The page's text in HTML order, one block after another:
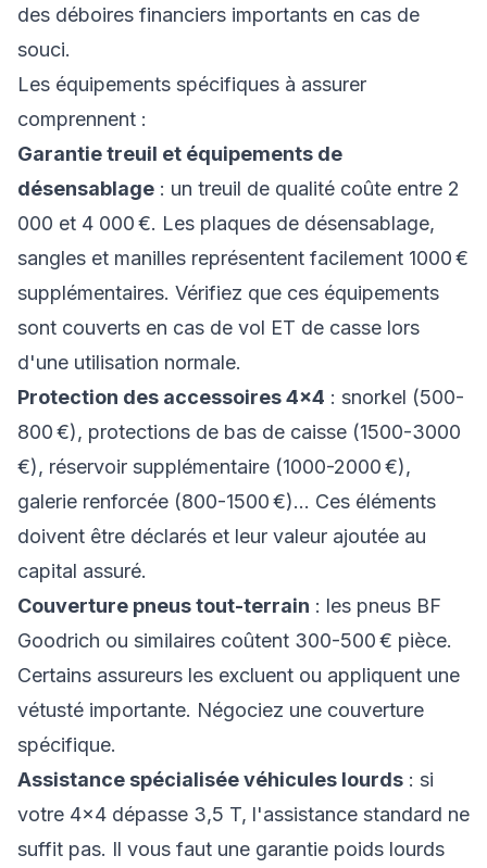
des déboires financiers importants en cas de
souci.
Les équipements spécifiques à assurer
comprennent :
Garantie treuil et équipements de
désensablage : un treuil de qualité coûte entre 2
000 et 4 000 €. Les plaques de désensablage,
sangles et manilles représentent facilement 1000 €
supplémentaires. Vérifiez que ces équipements
sont couverts en cas de vol ET de casse lors
d'une utilisation normale.
Protection des accessoires 4x4 : snorkel (500-
800 €), protections de bas de caisse (1500-3000
€), réservoir supplémentaire (1000-2000 €),
galerie renforcée (800-1500 €)... Ces éléments
doivent être déclarés et leur valeur ajoutée au
capital assuré.
Couverture pneus tout-terrain : les pneus BF
Goodrich ou similaires coûtent 300-500 € pièce.
Certains assureurs les excluent ou appliquent une
vétusté importante. Négociez une couverture
spécifique.
Assistance spécialisée véhicules lourds : si
votre 4×4 dépasse 3,5 T, l'assistance standard ne
suffit pas. Il vous faut une garantie poids lourds